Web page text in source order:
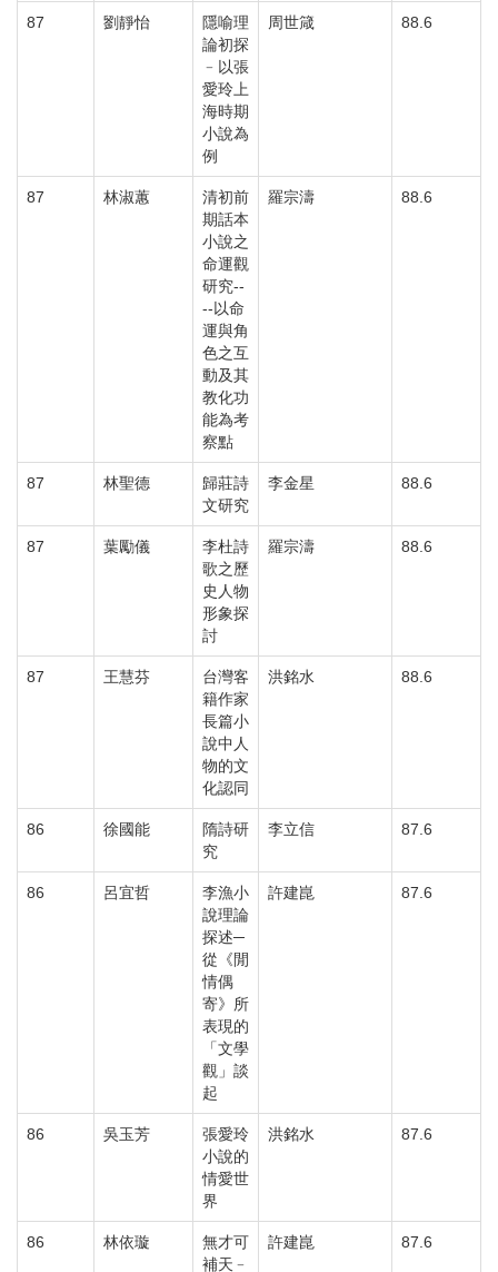
87 劉靜怡
隱喻理
論初探
﹣以張
愛玲上
海時期
小說為
例
周世箴 88.6
87 林淑蕙
清初前
期話本
小說之
命運觀
研究--
--以命
運與角
色之互
動及其
教化功
能為考
察點
羅宗濤 88.6
87 林聖德
歸莊詩
文研究
李金星 88.6
87 葉勵儀
李杜詩
歌之歷
史人物
形象探
討
羅宗濤 88.6
87 王慧芬
台灣客
籍作家
長篇小
說中人
物的文
化認同
洪銘水 88.6
86 徐國能
隋詩研
究
李立信 87.6
86 呂宜哲
李漁小
說理論
探述─
從《閒
情偶
寄》所
表現的
「文學
觀」談
起
許建崑 87.6
86 吳玉芳
張愛玲
小說的
情愛世
界
洪銘水 87.6
86 林依璇
無才可
補天﹣
許建崑 87.6